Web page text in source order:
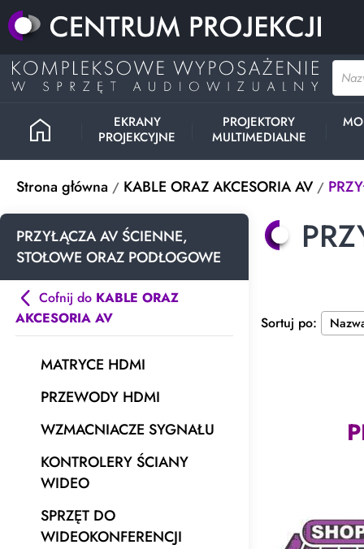
home
EKRANY
PROJEKCYJNE
PROJEKTORY
MULTIMEDIALNE
Strona główna KABLE ORAZ AKCESORIA AV
Sortuj po:
PRZYŁĄCZA AV ŚCIENNE,
STOŁOWE ORAZ PODŁOGOWE
Cofnij do KABLE ORAZ
AKCESORIA AV
MATRYCE HDMI
PRZEWODY HDMI
WZMACNIACZE SYGNAŁU
KONTROLERY ŚCIANY
WIDEO
SPRZĘT DO
WIDEOKONFERENCJI